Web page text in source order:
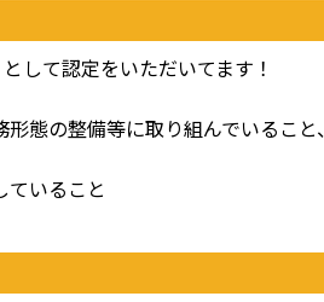
して認定をいただいてます！
態の整備等に取り組んでいること、
いること